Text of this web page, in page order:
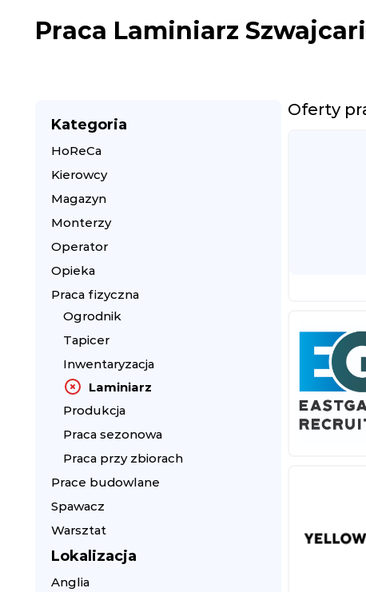
Praca Laminiarz
Kategoria
HoReCa
Kierowcy
Magazyn
Monterzy
Operator
Opieka
Praca fizyczna
Ogrodnik
Tapicer
Inwentaryzacja
Laminiarz
Produkcja
Praca sezonowa
Praca przy zbiorach
Prace budowlane
Spawacz
Warsztat
Lokalizacja
Anglia
Oferty